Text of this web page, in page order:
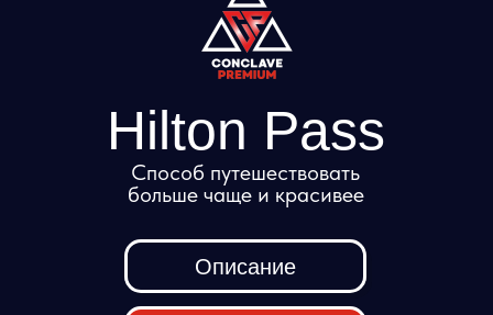
Описание
Hilton Pass
Способ путешествовать
больше чаще и красивее